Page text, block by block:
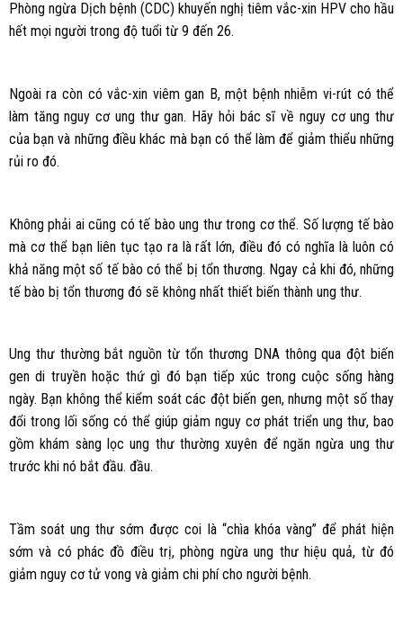
Phòng ngừa Dịch bệnh (CDC) khuyến nghị tiêm vắc-xin HPV cho hầu
hết mọi người trong độ tuổi từ 9 đến 26.
Ngoài ra còn có vắc-xin viêm gan B, một bệnh nhiễm vi-rút có thể
làm tăng nguy cơ ung thư gan. Hãy hỏi bác sĩ về nguy cơ ung thư
của bạn và những điều khác mà bạn có thể làm để giảm thiểu những
rủi ro đó.
Không phải ai cũng có tế bào ung thư trong cơ thể. Số lượng tế bào
mà cơ thể bạn liên tục tạo ra là rất lớn, điều đó có nghĩa là luôn có
khả năng một số tế bào có thể bị tổn thương. Ngay cả khi đó, những
tế bào bị tổn thương đó sẽ không nhất thiết biến thành ung thư.
Ung thư thường bắt nguồn từ tổn thương DNA thông qua đột biến
gen di truyền hoặc thứ gì đó bạn tiếp xúc trong cuộc sống hàng
ngày. Bạn không thể kiểm soát các đột biến gen, nhưng một số thay
đổi trong lối sống có thể giúp giảm nguy cơ phát triển ung thư, bao
gồm khám sàng lọc ung thư thường xuyên để ngăn ngừa ung thư
trước khi nó bắt đầu. đầu.
Tầm soát ung thư sớm được coi là “chìa khóa vàng” để phát hiện
sớm và có phác đồ điều trị, phòng ngừa ung thư hiệu quả, từ đó
giảm nguy cơ tử vong và giảm chi phí cho người bệnh.